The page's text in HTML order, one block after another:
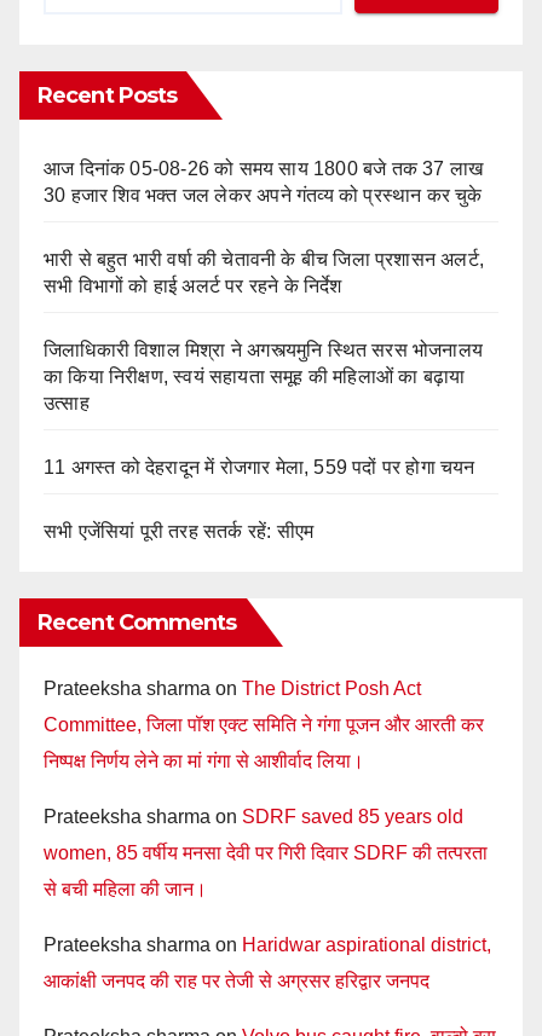
Recent Posts
आज दिनांक 05-08-26 को समय साय 1800 बजे तक 37 लाख
30 हजार शिव भक्त जल लेकर अपने गंतव्य को प्रस्थान कर चुके
भारी से बहुत भारी वर्षा की चेतावनी के बीच जिला प्रशासन अलर्ट,
सभी विभागों को हाई अलर्ट पर रहने के निर्देश
जिलाधिकारी विशाल मिश्रा ने अगस्त्यमुनि स्थित सरस भोजनालय
का किया निरीक्षण, स्वयं सहायता समूह की महिलाओं का बढ़ाया
उत्साह
11 अगस्त को देहरादून में रोजगार मेला, 559 पदों पर होगा चयन
सभी एजेंसियां पूरी तरह सतर्क रहें: सीएम
Recent Comments
Prateeksha sharma on The District Posh Act
Committee, जिला पॉश एक्ट समिति ने गंगा पूजन और आरती कर
निष्पक्ष निर्णय लेने का मां गंगा से आशीर्वाद लिया।
Prateeksha sharma on SDRF saved 85 years old
women, 85 वर्षीय मनसा देवी पर गिरी दिवार SDRF की तत्परता
से बची महिला की जान।
Prateeksha sharma on Haridwar aspirational district,
आकांक्षी जनपद की राह पर तेजी से अग्रसर हरिद्वार जनपद